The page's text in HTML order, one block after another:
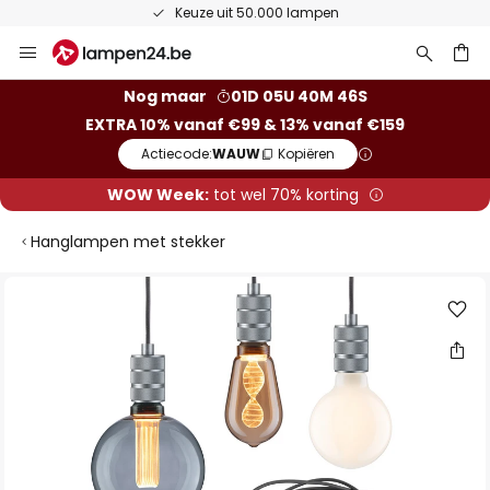
Keuze uit 50.000 lampen
naar
Nog maar
01D 05U 40M 46S
EXTRA 10% vanaf €99 & 13% vanaf €159
Actiecode:WAUW Kopiëren
WOW Week:tot wel 70% korting
Hanglampen met stekker
afbeeldingen-